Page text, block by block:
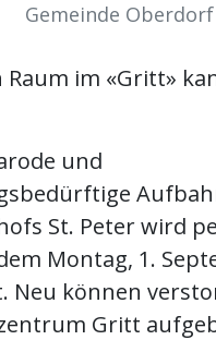
Gemeinde Oberdorf
Raum im «Gritt»
und
St. Peter wird
Montag, 1.
Neu können
Gritt